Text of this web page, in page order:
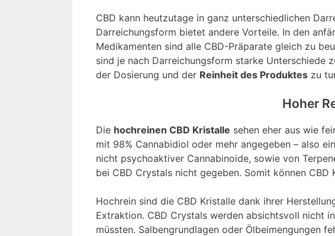
CBD kann heutzutage in ganz unterschiedlichen
Darreichungsform bietet andere Vorteile. In den
Medikamenten sind alle CBD-Präparate gleich zu
sind je nach Darreichungsform starke Unterschiede
der Dosierung und der Reinheit des Produktes zu
Hoher
Die hochreinen CBD Kristalle sehen eher aus wie
mit 98% Cannabidiol oder mehr angegeben – also
nicht psychoaktiver Cannabinoide, sowie von
bei CBD Crystals nicht gegeben. Somit können CBD
Hochrein sind die CBD Kristalle dank ihrer
Extraktion. CBD Crystals werden absichtsvoll nicht
müssten. Salbengrundlagen oder Ölbeimengungen